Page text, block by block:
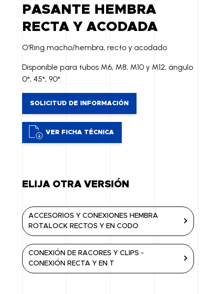
PASANTE HEMBRA
RECTA Y ACODADA
O’Ring macho/hembra, recto y acodado
Disponible para tubos M6, M8, M10 y M12, ángulo
0°, 45°, 90°.
SOLICITUD DE INFORMACIÓN
VER FICHA TÉCNICA
ELIJA OTRA VERSIÓN
ACCESORIOS Y CONEXIONES HEMBRA
ROTALOCK RECTOS Y EN CODO
CONEXIÓN DE RACORES Y CLIPS -
CONEXIÓN RECTA Y EN T